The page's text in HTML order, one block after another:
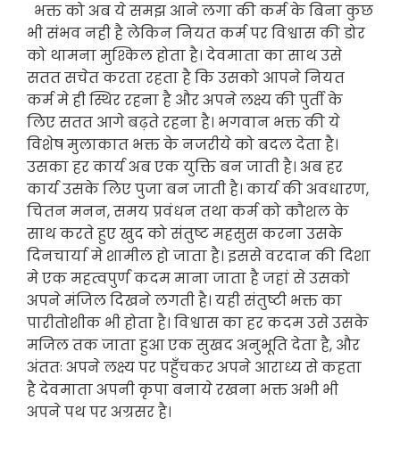
भक्त को अब ये समझ आने लगा की कर्म के बिना कुछ
भी संभव नही है लेकिन नियत कर्म पर विश्वास की डोर
को थामना मुश्किल होता है। देवमाता का साथ उसे
सतत सचेत करता रहता है कि उसको आपने नियत
कर्म मे ही स्थिर रहना है और अपने लक्ष्य की पुर्ती के
लिए सतत आगे बढ़ते रहना है। भगवान भक्त की ये
विशेष मुलाकात भक्त के नजरीये को बदल देता है।
उसका हर कार्य अब एक युक्ति बन जाती है। अब हर
कार्य उसके लिए पुजा बन जाती है। कार्य की अवधारण,
चितन मनन, समय प्रवंधन तथा कर्म को कौशल के
साथ करते हुए खुद को संतुष्ट महसुस करना उसके
दिनचार्या मे शामील हो जाता है। इससे वरदान की दिशा
मे एक महत्वपुर्ण कदम माना जाता है जहां से उसको
अपने मंजिल दिखने लगती है। यही संतुष्टी भक्त का
पारीतोशीक भी होता है। विश्वास का हर कदम उसे उसके
मजिल तक जाता हुआ एक सुखद अनुभूति देता है, और
अंततः अपने लक्ष्य पर पहुँचकर अपने आराध्य से कहता
है देवमाता अपनी कृपा बनाये रखना भक्त अभी भी
अपने पथ पर अग्रसर है।